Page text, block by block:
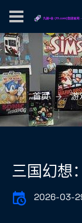
首页 游
三国幻想
2026-03-